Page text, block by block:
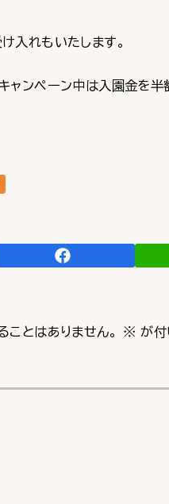
入れもいたします。
ャンペーン中は入園金を半
ことはありません。 ※ が付